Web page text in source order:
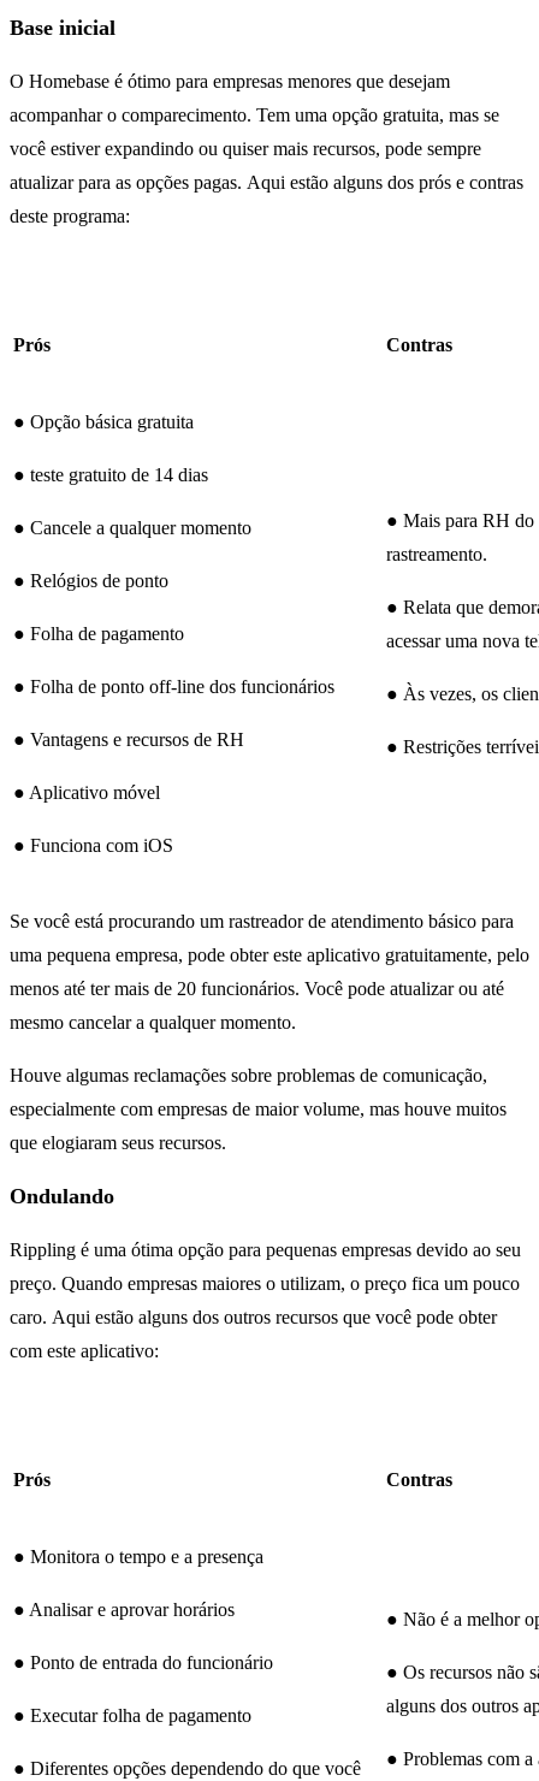
Base inicial
O Homebase é ótimo para empresas menores que desejam
acompanhar o comparecimento. Tem uma opção gratuita, mas se
você estiver expandindo ou quiser mais recursos, pode sempre
atualizar para as opções pagas. Aqui estão alguns dos prós e contras
deste programa:
Prós Contras
● Opção básica gratuita
● teste gratuito de 14 dias
● Cancele a qualquer momento
● Relógios de ponto
● Folha de pagamento
● Folha de ponto off-line dos funcionários
● Vantagens e recursos de RH
● Aplicativo móvel
● Funciona com iOS
● Mais para RH do
rastreamento.
● Relata que
acessar uma nova
● Às vezes, os
● Restrições
Se você está procurando um rastreador de atendimento básico para
uma pequena empresa, pode obter este aplicativo gratuitamente, pelo
menos até ter mais de 20 funcionários. Você pode atualizar ou até
mesmo cancelar a qualquer momento.
Houve algumas reclamações sobre problemas de comunicação,
especialmente com empresas de maior volume, mas houve muitos
que elogiaram seus recursos.
Ondulando
Rippling é uma ótima opção para pequenas empresas devido ao seu
preço. Quando empresas maiores o utilizam, o preço fica um pouco
caro. Aqui estão alguns dos outros recursos que você pode obter
com este aplicativo:
Prós Contras
● Monitora o tempo e a presença
● Analisar e aprovar horários
● Ponto de entrada do funcionário
● Executar folha de pagamento
● Diferentes opções dependendo do que você
● Não é a melhor
● Os recursos não
alguns dos outros
● Problemas com a